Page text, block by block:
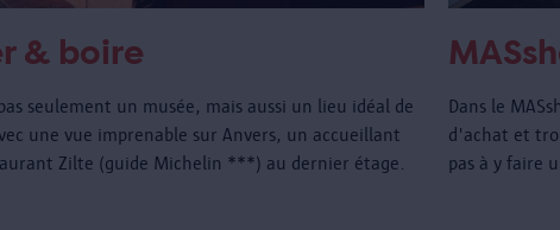
& boire
seulement un musée, mais aussi un lieu idéal de
une vue imprenable sur Anvers, un accueillant
Zilte (guide Michelin ***) au dernier étage.
Dans le
d'achat et
pas à y faire